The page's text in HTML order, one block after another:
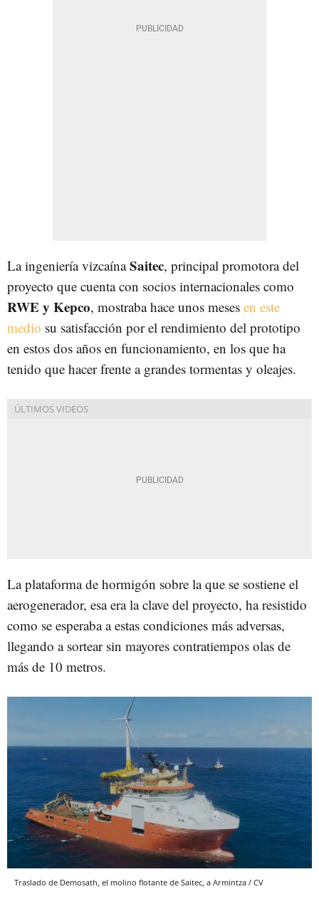
La ingeniería vizcaínaSaitec, principal promotora del
proyecto que cuenta con socios internacionales como
RWE y Kepco, mostraba hace unos meses en este
medio su satisfacción por el rendimiento del prototipo
en estos dos años en funcionamiento, en los que ha
tenido que hacer frente a grandes tormentas y oleajes.
La plataforma de hormigón sobre la que se sostiene el
aerogenerador, esa era la clave del proyecto, ha resistido
como se esperaba a estas condiciones más adversas,
llegando a sortear sin mayores contratiempos olas de
más de 10 metros.
Traslado de Demosath, el molino flotante de Saitec, a Armintza / CV